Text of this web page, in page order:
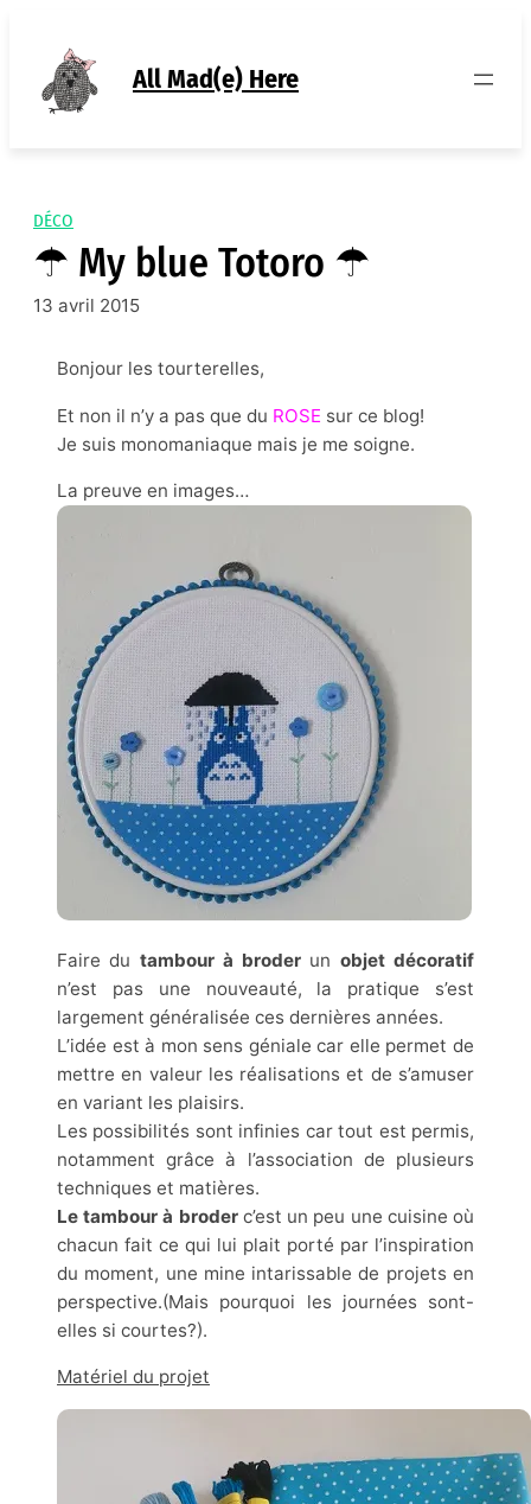
contenu
All Mad(e) Here
DÉCO
☂ My blue Totoro ☂
13 avril 2015
Bonjour les tourterelles,
Et non il n’y a pas que du ROSE sur ce blog!
Je suis monomaniaque mais je me soigne.
La preuve en images…
Faire du tambour à broder un objet décoratif
n’est pas une nouveauté, la pratique s’est
largement généralisée ces dernières années.
L’idée est à mon sens géniale car elle permet de
mettre en valeur les réalisations et de s’amuser
en variant les plaisirs.
Les possibilités sont infinies car tout est permis,
notamment grâce à l’association de plusieurs
techniques et matières.
Le tambour à broderc’est un peu une cuisine où
chacun fait ce qui lui plait porté par l’inspiration
du moment, une mine intarissable de projets en
perspective.(Mais pourquoi les journées sont-
elles si courtes?).
Matériel du projet